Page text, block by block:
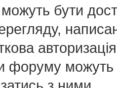
бути
форуму